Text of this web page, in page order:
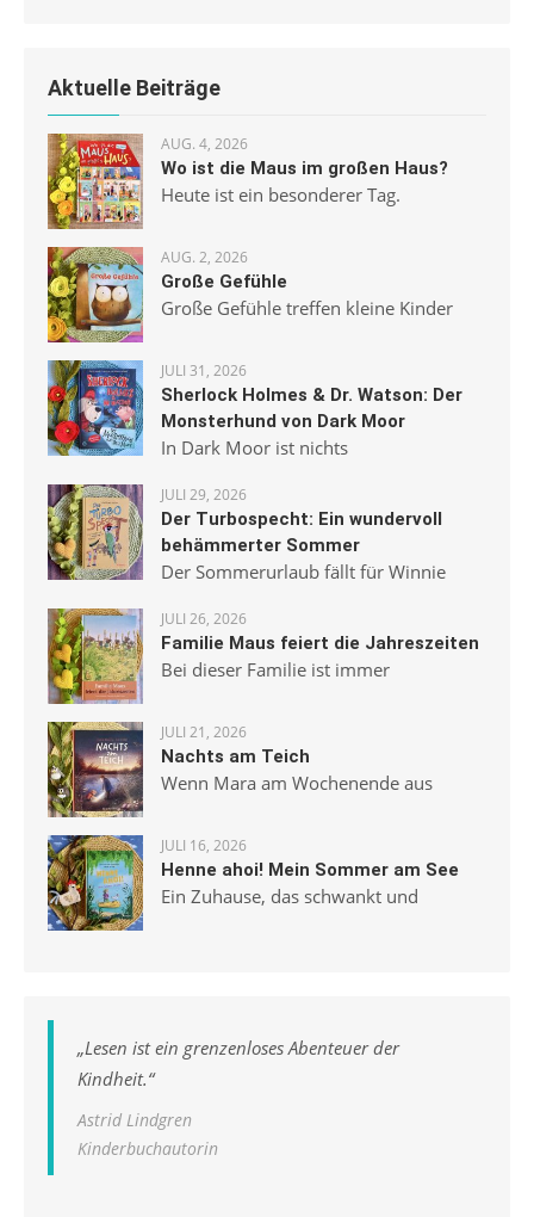
Aktuelle Beiträge
AUG. 4, 2026
Wo ist die Maus im großen Haus?
Heute ist ein besonderer Tag.
AUG. 2, 2026
Große Gefühle
Große Gefühle treffen kleine Kinder
JULI 31, 2026
Sherlock Holmes & Dr. Watson: Der
Monsterhund von Dark Moor
In Dark Moor ist nichts
JULI 29, 2026
Der Turbospecht: Ein wundervoll
behämmerter Sommer
Der Sommerurlaub fällt für Winnie
JULI 26, 2026
Familie Maus feiert die Jahreszeiten
Bei dieser Familie ist immer
JULI 21, 2026
Nachts am Teich
Wenn Mara am Wochenende aus
JULI 16, 2026
Henne ahoi! Mein Sommer am See
Ein Zuhause, das schwankt und
„Lesen ist ein grenzenloses Abenteuer der
Kindheit.“
Astrid Lindgren
Kinderbuchautorin